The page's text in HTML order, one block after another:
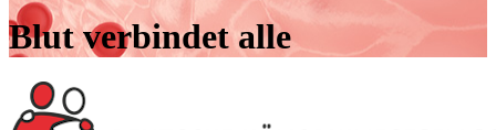
Blut verbindet alle